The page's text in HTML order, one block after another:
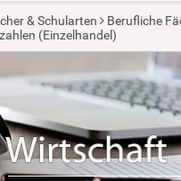
& Schularten Berufliche
(Einzelhandel)